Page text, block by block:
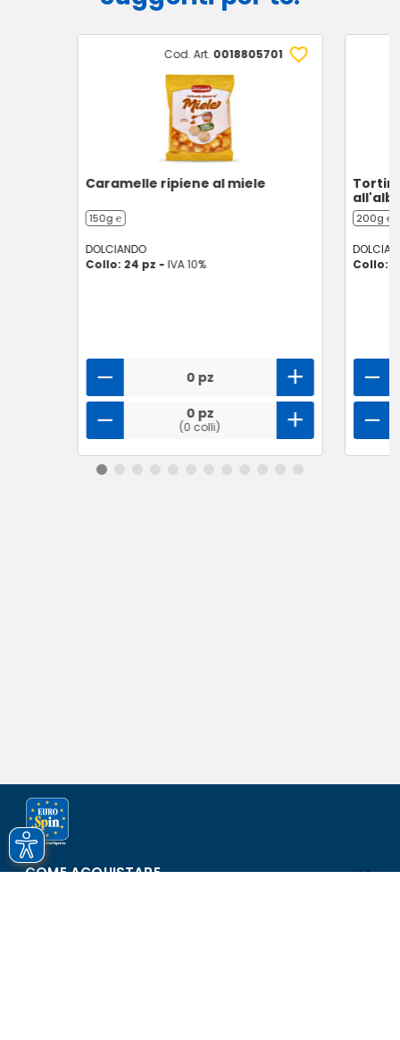
Cod. Art. 0018805701
Caramelle ripiene al miele
150g ℮
DOLCIANDO
Collo: 24 pz - IVA 10%
0 pz
0 pz
(0 colli)
200g ℮
Collo:
COME ACQUISTARE